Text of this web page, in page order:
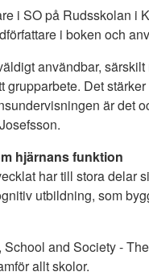
i SO på Rudsskolan i
i boken och
användbar,
grupparbete. Det
är det
hjärnans funktion
har till stora delar
utbildning, som
and Society -
allt skolor.